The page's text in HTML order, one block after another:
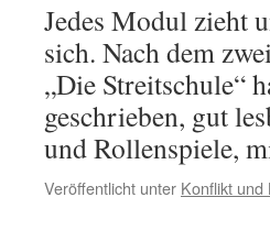
Jedes Modul zieht
sich. Nach dem
„Die Streitschule“
geschrieben, gut
und Rollenspiele,
Veröffentlicht unter Konflikt und